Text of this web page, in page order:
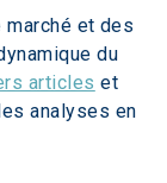
et des
du
articles et
analyses en